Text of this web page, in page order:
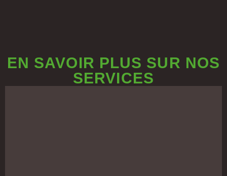
EN SAVOIR PLUS SUR NOS
SERVICES